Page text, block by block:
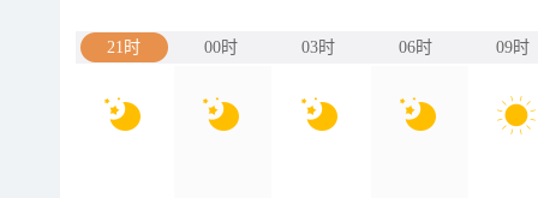
21时 00时 03时 06时 09时